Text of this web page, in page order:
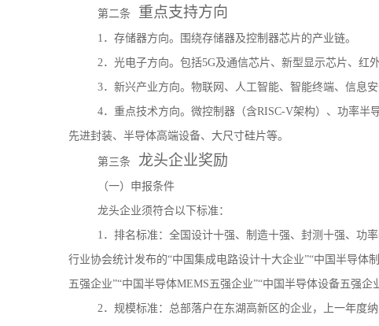
第二条 重点支持方向
1．存储器方向。围绕存储器及控制器芯片的产业链。
2．光电子方向。包括5G及通信芯片、新型显示芯片、红
3．新兴产业方向。物联网、人工智能、智能终端、信息
4．重点技术方向。微控制器（含RISC-V架构）、功率半
先进封装、半导体高端设备、大尺寸硅片等。
第三条 龙头企业奖励
（一）申报条件
龙头企业须符合以下标准：
1．排名标准：全国设计十强、制造十强、封测十强、功
行业协会统计发布的“中国集成电路设计十大企业”“中国半导体
五强企业”“中国半导体MEMS五强企业”“中国半导体设备五强企
2．规模标准：总部落户在东湖高新区的企业，上一年度